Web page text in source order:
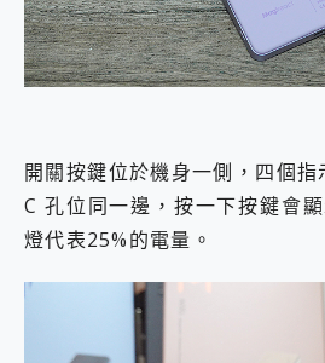
開關按鍵位於機身一側，四個
C 孔位同一邊，按一下按鍵會
燈代表25%的電量。